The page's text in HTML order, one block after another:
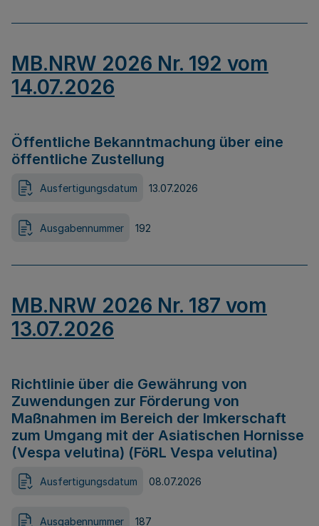
MB.NRW 2026 Nr. 192 vom
14.07.2026
Öffentliche Bekanntmachung über eine
öffentliche Zustellung
Ausfertigungsdatum 13.07.2026
Ausgabennummer 192
MB.NRW 2026 Nr. 187 vom
13.07.2026
Richtlinie über die Gewährung von
Zuwendungen zur Förderung von
Maßnahmen im Bereich der Imkerschaft
zum Umgang mit der Asiatischen Hornisse
(Vespa velutina) (FöRL Vespa velutina)
Ausfertigungsdatum 08.07.2026
Ausgabennummer 187